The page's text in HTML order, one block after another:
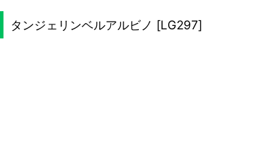
タンジェリンベルアルビノ [LG297]